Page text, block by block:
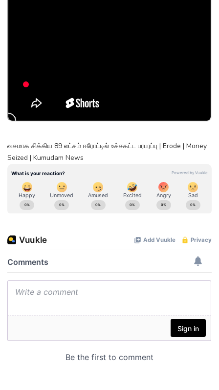
வசமாக சிக்கிய 89 லட்சம் ஈரோட்டில் உச்சகட்ட பரபரப்பு | Erode | Money
Seized | Kumudam News